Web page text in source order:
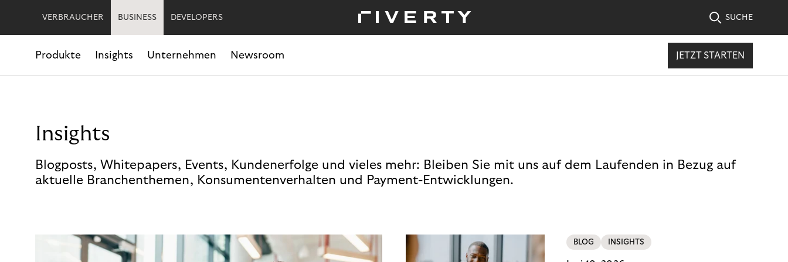
VERBRAUCHER BUSINESS DEVELOPERS SUCHE
Produkte Insights Unternehmen Newsroom JETZT STARTEN
Insights
Blogposts, Whitepapers, Events, Kundenerfolge und vieles mehr: Bleiben Sie mit uns auf dem Laufenden in Bezug auf
aktuelle Branchenthemen, Konsumentenverhalten und Payment-Entwicklungen.
BLOG INSIGHTS